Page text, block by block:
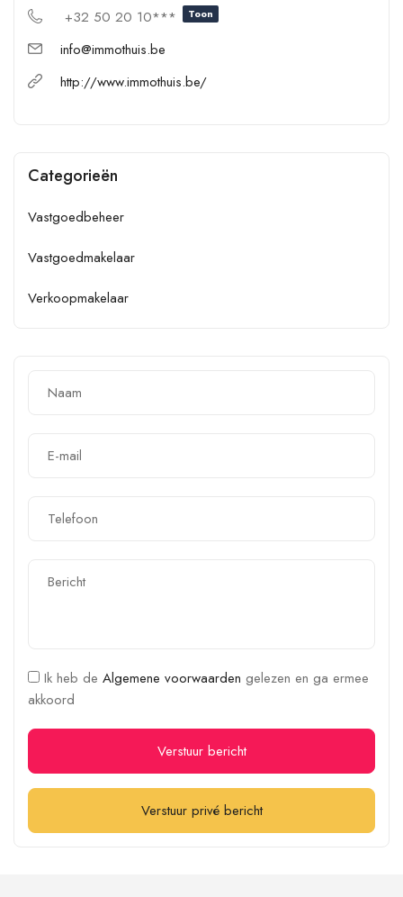
+32 50 20 10*** Toon
info@immothuis.be
http://www.immothuis.be/
Categorieën
Vastgoedbeheer
Vastgoedmakelaar
Verkoopmakelaar
Ik heb de Algemene voorwaarden gelezen en ga ermee
akkoord
Verstuur bericht
Verstuur privé bericht